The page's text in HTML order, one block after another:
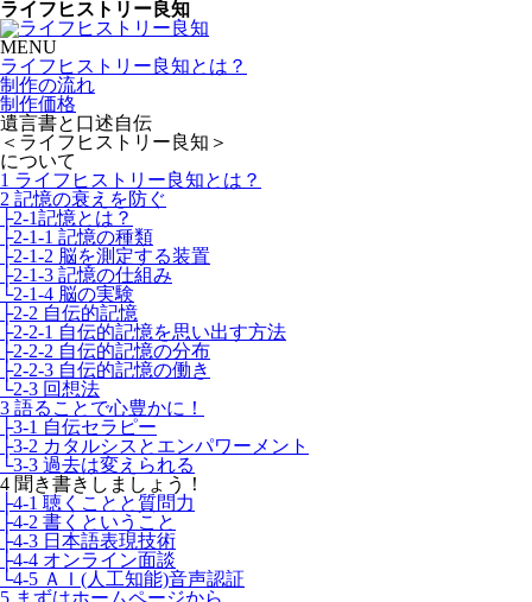
ライフヒストリー良知
MENU
ライフヒストリー良知とは？
制作の流れ
制作価格
遺言書と口述自伝
＜ライフヒストリー良知＞
について
1 ライフヒストリー良知とは？
2 記憶の衰えを防ぐ
├2-1記憶とは？
├2-1-1 記憶の種類
├2-1-2 脳を測定する装置
├2-1-3 記憶の仕組み
└2-1-4 脳の実験
├2-2 自伝的記憶
├2-2-1 自伝的記憶を思い出す方法
├2-2-2 自伝的記憶の分布
├2-2-3 自伝的記憶の働き
└2-3 回想法
3 語ることで心豊かに！
├3-1 自伝セラピー
├3-2 カタルシスとエンパワーメント
└3-3 過去は変えられる
4 聞き書きしましょう！
├4-1 聴くことと質問力
├4-2 書くということ
├4-3 日本語表現技術
├4-4 オンライン面談
└4-5 ＡＩ(人工知能)音声認証
5 まずはホームページから